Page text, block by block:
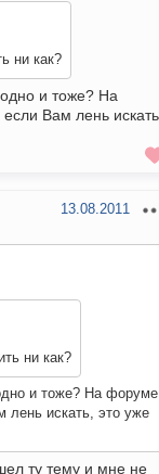
ни как?
и тоже? На
Вам лень
13.08.2011
ни как?
и тоже? На форуме
лень искать, это уже
ту тему и мне не